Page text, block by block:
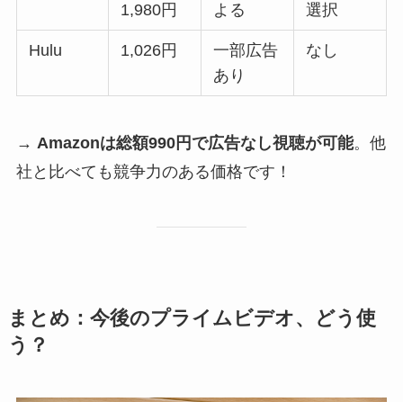
1,980円
よる
選択
Hulu 1,026円
一部広告
あり
なし
→ Amazonは総額990円で広告なし視聴が可能。他
社と比べても競争力のある価格です！
まとめ：今後のプライムビデオ、どう使
う？